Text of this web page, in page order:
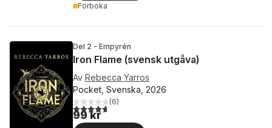
Förboka
Del 2 - Empyrén
Iron Flame (svensk utgåva)
Av Rebecca Yarros
Pocket, Svenska, 2026
4,7utav 5 stjärnor. Totalt antal röster:
(6)
99 kr